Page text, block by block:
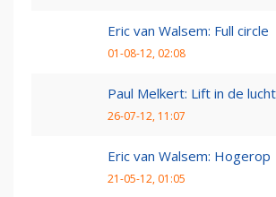
Eric van Walsem: Full circle
01-08-12, 02:08
Paul Melkert: Lift in de lucht
26-07-12, 11:07
Eric van Walsem: Hogerop
21-05-12, 01:05